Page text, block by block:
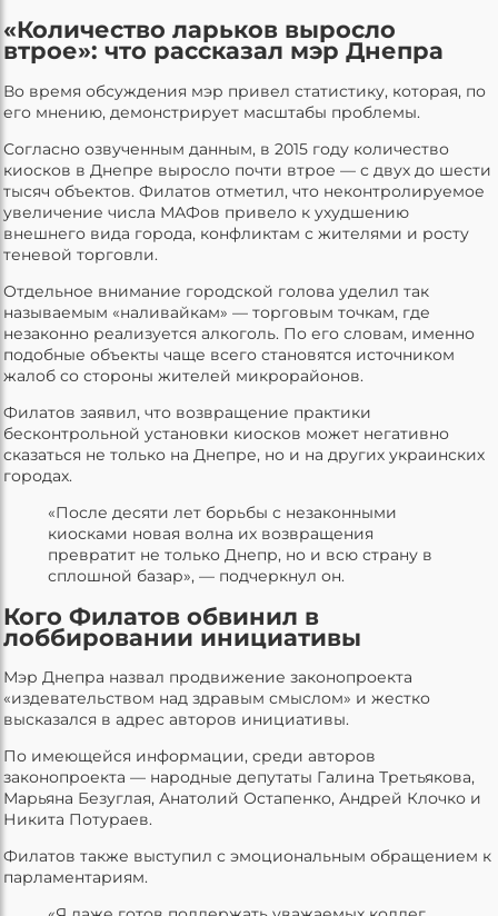
«Количество ларьков выросло
втрое»: что рассказал мэр Днепра
Во время обсуждения мэр привел статистику, которая, по
его мнению, демонстрирует масштабы проблемы.
Согласно озвученным данным, в 2015 году количество
киосков в Днепре выросло почти втрое — с двух до шести
тысяч объектов. Филатов отметил, что неконтролируемое
увеличение числа МАФов привело к ухудшению
внешнего вида города, конфликтам с жителями и росту
теневой торговли.
Отдельное внимание городской голова уделил так
называемым «наливайкам» — торговым точкам, где
незаконно реализуется алкоголь. По его словам, именно
подобные объекты чаще всего становятся источником
жалоб со стороны жителей микрорайонов.
Филатов заявил, что возвращение практики
бесконтрольной установки киосков может негативно
сказаться не только на Днепре, но и на других украинских
городах.
«После десяти лет борьбы с незаконными
киосками новая волна их возвращения
превратит не только Днепр, но и всю страну в
сплошной базар», — подчеркнул он.
Кого Филатов обвинил в
лоббировании инициативы
Мэр Днепра назвал продвижение законопроекта
«издевательством над здравым смыслом» и жестко
высказался в адрес авторов инициативы.
По имеющейся информации, среди авторов
законопроекта — народные депутаты Галина Третьякова,
Марьяна Безуглая, Анатолий Остапенко, Андрей Клочко и
Никита Потураев.
Филатов также выступил с эмоциональным обращением к
парламентариям.